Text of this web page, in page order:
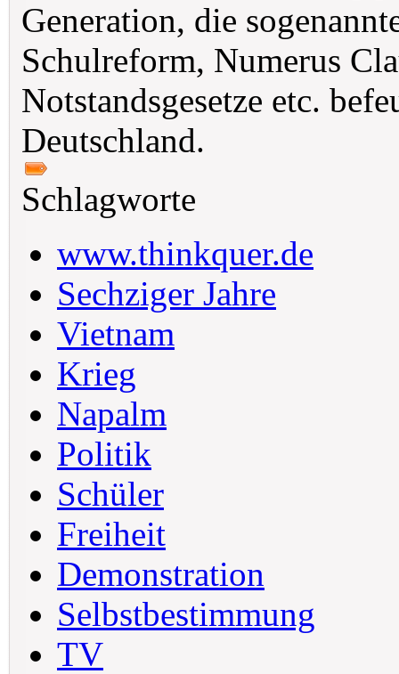
Generation, die
Schulreform, Numerus
Notstandsgesetze etc.
Deutschland.
Schlagworte
www.thinkquer.de
Sechziger Jahre
Vietnam
Krieg
Napalm
Politik
Schüler
Freiheit
Demonstration
Selbstbestimmung
TV